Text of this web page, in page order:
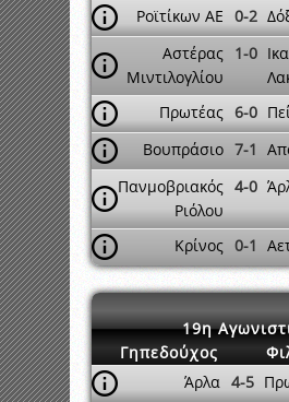
Ροϊτίκων ΑΕ 0-2
Αστέρας
Μιντιλογλίου
1-0
Πρωτέας 6-0
Βουπράσιο 7-1
Πανμοβριακός
Ριόλου
4-0
Κρίνος 0-1
19η
Γηπεδούχος
Άρλα 4-5